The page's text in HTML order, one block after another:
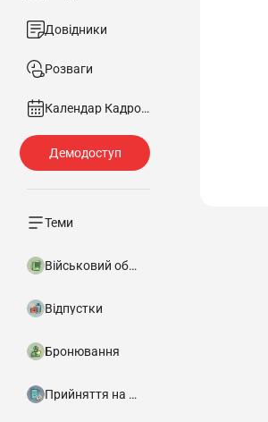
Довідники
Розваги
Календар Кадровика
Теми
Військовий облік
Відпустки
Бронювання
Прийняття на роботу